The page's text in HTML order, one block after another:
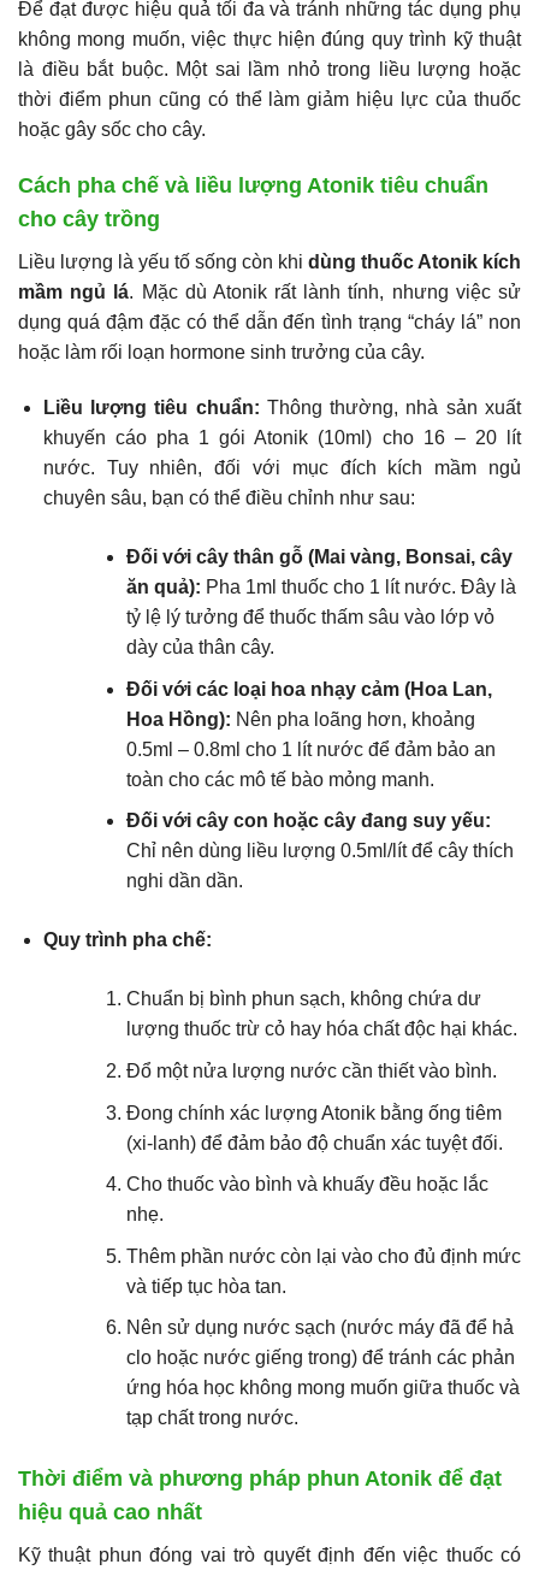
Để đạt được hiệu quả tối đa và tránh những tác dụng phụ
không mong muốn, việc thực hiện đúng quy trình kỹ thuật
là điều bắt buộc. Một sai lầm nhỏ trong liều lượng hoặc
thời điểm phun cũng có thể làm giảm hiệu lực của thuốc
hoặc gây sốc cho cây.
Cách pha chế và liều lượng Atonik tiêu chuẩn
cho cây trồng
Liều lượng là yếu tố sống còn khi dùng thuốc Atonik kích
mầm ngủ lá. Mặc dù Atonik rất lành tính, nhưng việc sử
dụng quá đậm đặc có thể dẫn đến tình trạng “cháy lá” non
hoặc làm rối loạn hormone sinh trưởng của cây.
Liều lượng tiêu chuẩn: Thông thường, nhà sản xuất
khuyến cáo pha 1 gói Atonik (10ml) cho 16 – 20 lít
nước. Tuy nhiên, đối với mục đích kích mầm ngủ
chuyên sâu, bạn có thể điều chỉnh như sau:
Đối với cây thân gỗ (Mai vàng, Bonsai, cây
ăn quả): Pha 1ml thuốc cho 1 lít nước. Đây là
tỷ lệ lý tưởng để thuốc thấm sâu vào lớp vỏ
dày của thân cây.
Đối với các loại hoa nhạy cảm (Hoa Lan,
Hoa Hồng): Nên pha loãng hơn, khoảng
0.5ml – 0.8ml cho 1 lít nước để đảm bảo an
toàn cho các mô tế bào mỏng manh.
Đối với cây con hoặc cây đang suy yếu:
Chỉ nên dùng liều lượng 0.5ml/lít để cây thích
nghi dần dần.
Quy trình pha chế:
Chuẩn bị bình phun sạch, không chứa dư
lượng thuốc trừ cỏ hay hóa chất độc hại khác.
Đổ một nửa lượng nước cần thiết vào bình.
Đong chính xác lượng Atonik bằng ống tiêm
(xi-lanh) để đảm bảo độ chuẩn xác tuyệt đối.
Cho thuốc vào bình và khuấy đều hoặc lắc
nhẹ.
Thêm phần nước còn lại vào cho đủ định mức
và tiếp tục hòa tan.
Nên sử dụng nước sạch (nước máy đã để hả
clo hoặc nước giếng trong) để tránh các phản
ứng hóa học không mong muốn giữa thuốc và
tạp chất trong nước.
Thời điểm và phương pháp phun Atonik để đạt
hiệu quả cao nhất
Kỹ thuật phun đóng vai trò quyết định đến việc thuốc có